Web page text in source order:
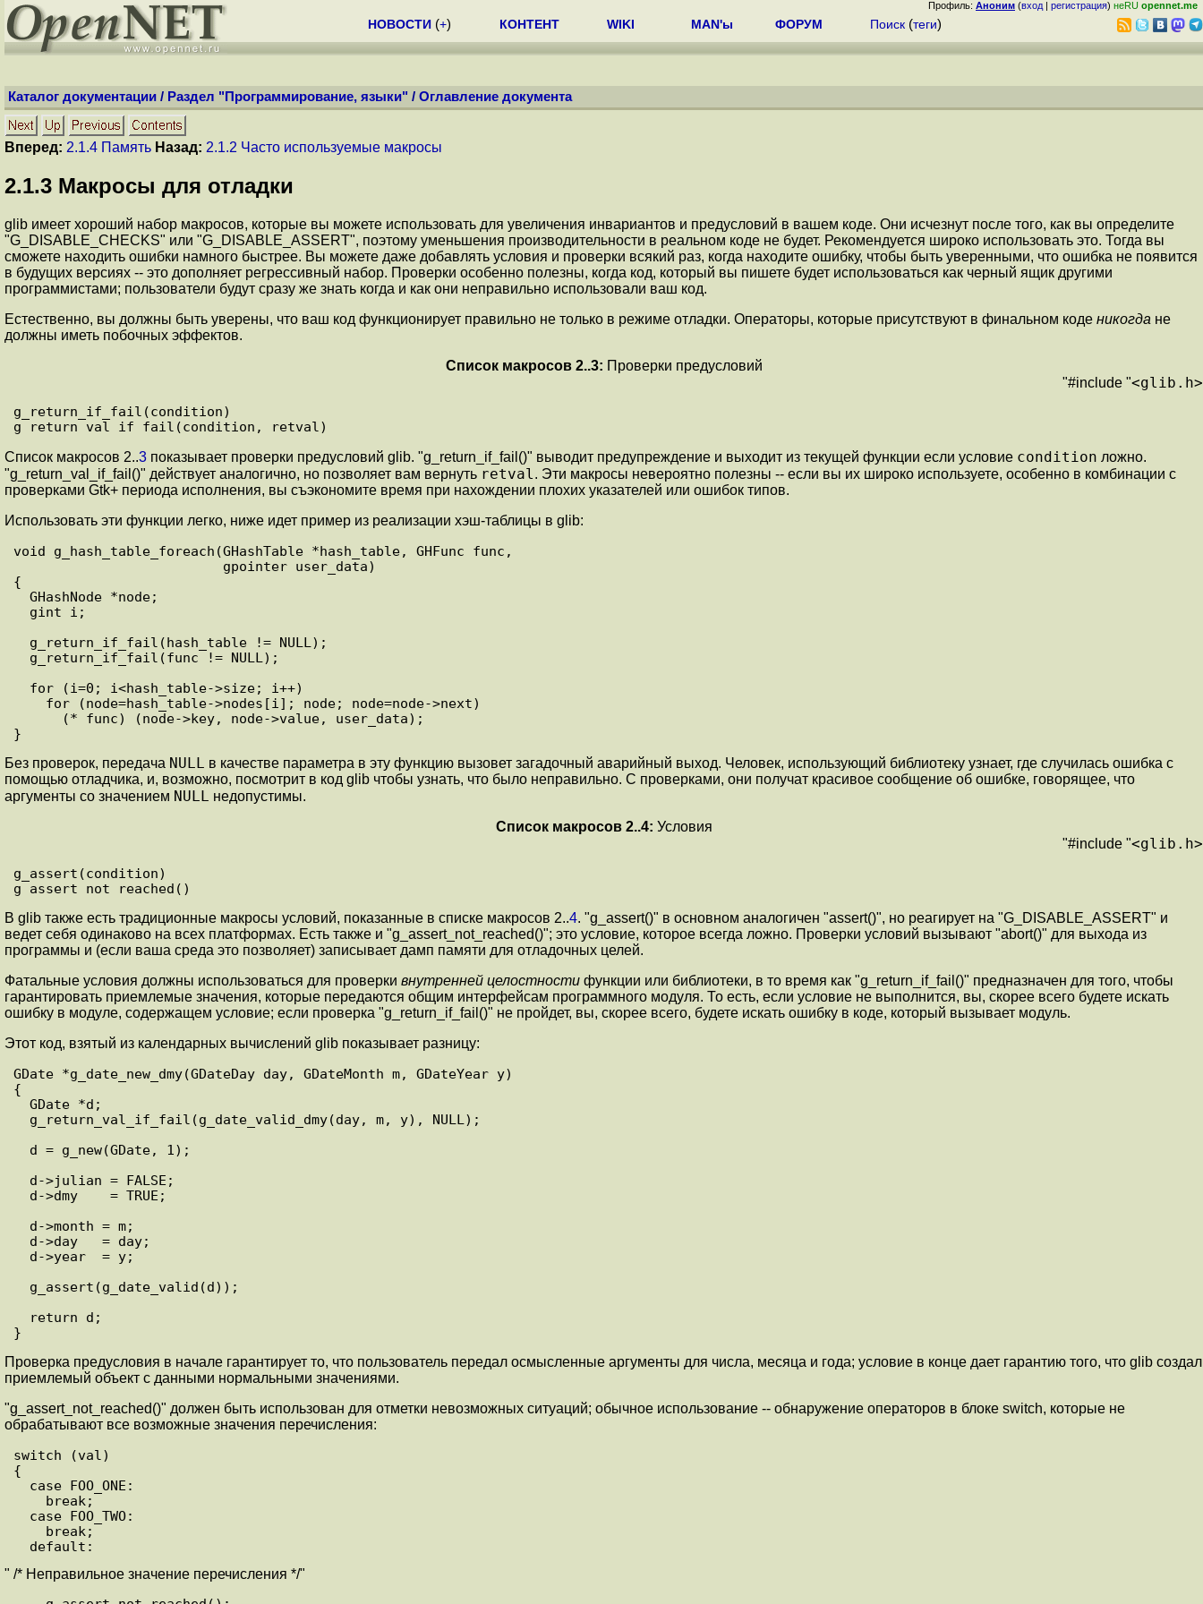
Профиль: Аноним (вход | регистрация) неRU opennet.me
НОВОСТИ (+) КОНТЕНТ WIKI MAN'ы ФОРУМ Поиск (теги)
Каталог документации / Раздел "Программирование, языки" / Оглавление документа
Вперед: 2.1.4 Память Назад: 2.1.2 Часто используемые макросы
2.1.3 Макросы для отладки
glib имеет хороший набор макросов, которые вы можете использовать для увеличения инвариантов и предусловий в вашем коде. Они исчезнут после того, как вы определите
"G_DISABLE_CHECKS" или "G_DISABLE_ASSERT", поэтому уменьшения производительности в реальном коде не будет. Рекомендуется широко использовать это. Тогда вы
сможете находить ошибки намного быстрее. Вы можете даже добавлять условия и проверки всякий раз, когда находите ошибку, чтобы быть уверенными, что ошибка не появится
в будущих версиях -- это дополняет регрессивный набор. Проверки особенно полезны, когда код, который вы пишете будет использоваться как черный ящик другими
программистами; пользователи будут сразу же знать когда и как они неправильно использовали ваш код.
Естественно, вы должны быть уверены, что ваш код функционирует правильно не только в режиме отладки. Операторы, которые присутствуют в финальном коде никогда не
должны иметь побочных эффектов.
Список макросов 2..3: Проверки предусловий
"#include "<glib.h>
g_return_if_fail(condition)
Список макросов 2..3 показывает проверки предусловий glib. "g_return_if_fail()" выводит предупреждение и выходит из текущей функции если условие condition ложно.
"g_return_val_if_fail()" действует аналогично, но позволяет вам вернуть retval. Эти макросы невероятно полезны -- если вы их широко используете, особенно в комбинации с
проверками Gtk+ периода исполнения, вы съэкономите время при нахождении плохих указателей или ошибок типов.
Использовать эти функции легко, ниже идет пример из реализации хэш-таблицы в glib:
void g_hash_table_foreach(GHashTable *hash_table, GHFunc func,
{
Без проверок, передача NULL в качестве параметра в эту функцию вызовет загадочный аварийный выход. Человек, использующий библиотеку узнает, где случилась ошибка с
помощью отладчика, и, возможно, посмотрит в код glib чтобы узнать, что было неправильно. С проверками, они получат красивое сообщение об ошибке, говорящее, что
аргументы со значением NULL недопустимы.
Список макросов 2..4: Условия
"#include "<glib.h>
g_assert(condition)
В glib также есть традиционные макросы условий, показанные в списке макросов 2..4. "g_assert()" в основном аналогичен "assert()", но реагирует на "G_DISABLE_ASSERT" и
ведет себя одинаково на всех платформах. Есть также и "g_assert_not_reached()"; это условие, которое всегда ложно. Проверки условий вызывают "abort()" для выхода из
программы и (если ваша среда это позволяет) записывает дамп памяти для отладочных целей.
Фатальные условия должны использоваться для проверки внутренней целостности функции или библиотеки, в то время как "g_return_if_fail()" предназначен для того, чтобы
гарантировать приемлемые значения, которые передаются общим интерфейсам программного модуля. То есть, если условие не выполнится, вы, скорее всего будете искать
ошибку в модуле, содержащем условие; если проверка "g_return_if_fail()" не пройдет, вы, скорее всего, будете искать ошибку в коде, который вызывает модуль.
Этот код, взятый из календарных вычислений glib показывает разницу:
GDate *g_date_new_dmy(GDateDay day, GDateMonth m, GDateYear y)
{
Проверка предусловия в начале гарантирует то, что пользователь передал осмысленные аргументы для числа, месяца и года; условие в конце дает гарантию того, что glib создал
приемлемый объект с данными нормальными значениями.
"g_assert_not_reached()" должен быть использован для отметки невозможных ситуаций; обычное использование -- обнаружение операторов в блоке switch, которые не
обрабатывают все возможные значения перечисления:
switch (val)
{
" /* Неправильное значение перечисления */"